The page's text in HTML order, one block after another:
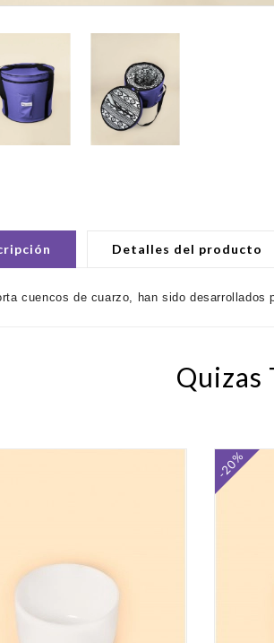
Detalles del producto
cuencos de cuarzo, han sido desarrollados
Quizas
-20%